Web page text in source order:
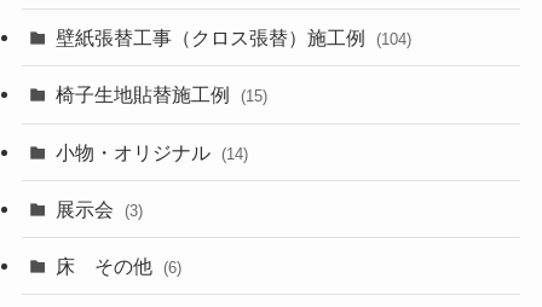
壁紙張替工事（クロス張替）施工例 (104)
椅子生地貼替施工例 (15)
小物・オリジナル (14)
展示会 (3)
床 その他 (6)